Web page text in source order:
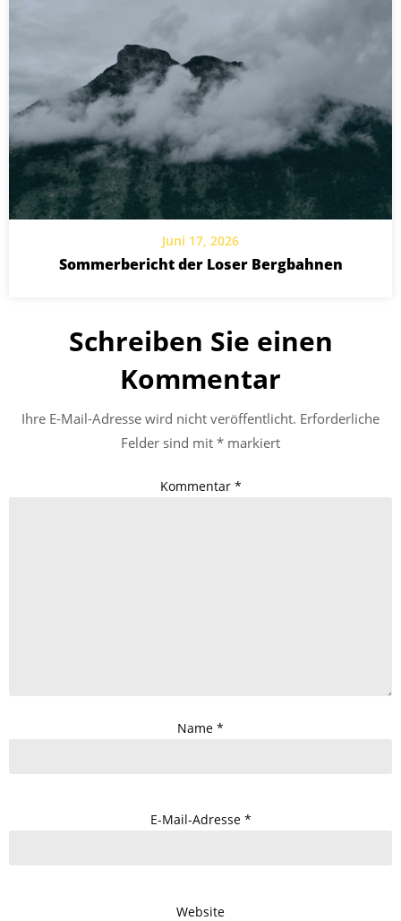
Juni 17, 2026
Sommerbericht der Loser Bergbahnen
Schreiben Sie einen
Kommentar
Ihre E-Mail-Adresse wird nicht veröffentlicht. Erforderliche
Felder sind mit * markiert
Kommentar *
Name *
E-Mail-Adresse *
Website